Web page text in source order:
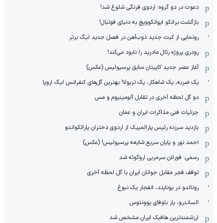
دعوت در دو گروه: اردوی فرنگی شلوغ شد!
بازگشت برانکو ایوانکوویچ به دنیای فوتبال!
رونمایی از کیت جدید ذوب‌آهن در فصل جدید لیگ برتر
رودری پروژه رئال مادرید را نابود می‌کند!
آغاز عصر جدید کاپیتان سابق پرسپولیس (عکس)
یک ضربه، یک شاهکار، یک تریولا! بهترین گل‌های کنفرانس لیگ اروپا
دو گل لحظه آخری در تقابل آلومینیوم و مس
جزئیات فنی مذاکرات ایران و عمان
بازدید سرزده رئیس پارالمپیک از اردوی دختران پاراتکواندو
احمد نور و پایان سریع شایعه پرسپولیس! (عکس)
رسمی: فورلان سرمربی اروگوئه شد
توقف فجر مقابل جوانان ایران با گل لحظه آخری
رونالدو در یونایتد، انفجار یک نبوغ
الساندرو، یار باوفای یوونتوس
ارزشمندترین هافبک ایران مشخص شد